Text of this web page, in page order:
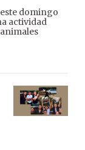
domingo
actividad